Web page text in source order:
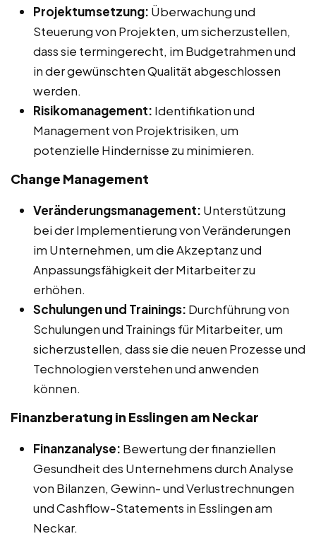
Projektumsetzung: Überwachung und
Steuerung von Projekten, um sicherzustellen,
dass sie termingerecht, im Budgetrahmen und
in der gewünschten Qualität abgeschlossen
werden.
Risikomanagement: Identifikation und
Management von Projektrisiken, um
potenzielle Hindernisse zu minimieren.
Change Management
Veränderungsmanagement: Unterstützung
bei der Implementierung von Veränderungen
im Unternehmen, um die Akzeptanz und
Anpassungsfähigkeit der Mitarbeiter zu
erhöhen.
Schulungen und Trainings: Durchführung von
Schulungen und Trainings für Mitarbeiter, um
sicherzustellen, dass sie die neuen Prozesse und
Technologien verstehen und anwenden
können.
Finanzberatung in Esslingen am Neckar
Finanzanalyse: Bewertung der finanziellen
Gesundheit des Unternehmens durch Analyse
von Bilanzen, Gewinn- und Verlustrechnungen
und Cashflow-Statements in Esslingen am
Neckar.